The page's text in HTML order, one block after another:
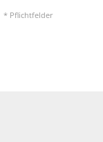
* Pflichtfelder